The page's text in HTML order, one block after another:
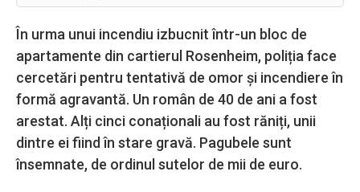
În urma unui incendiu izbucnit într-un bloc de
apartamente din cartierul Rosenheim, poliția face
cercetări pentru tentativă de omor și incendiere în
formă agravantă. Un român de 40 de ani a fost
arestat. Alți cinci conaționali au fost răniți, unii
dintre ei fiind în stare gravă. Pagubele sunt
însemnate, de ordinul sutelor de mii de euro.